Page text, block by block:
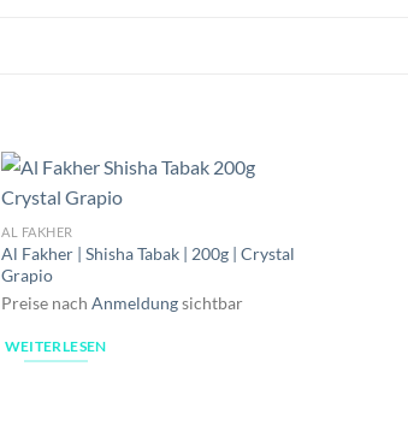
AL FAKHER
Al Fakher | Shisha Tabak | 200g | Crystal
Grapio
Preise nachAnmeldungsichtbar
WEITERLESEN